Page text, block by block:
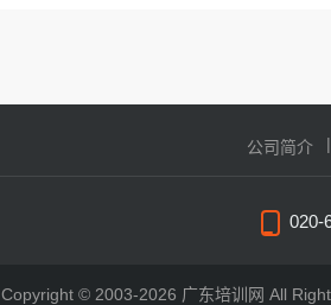
公司简介
020-
Copyright © 2003-2026 广东培训网 All